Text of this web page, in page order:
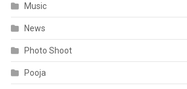
Music
News
Photo Shoot
Pooja